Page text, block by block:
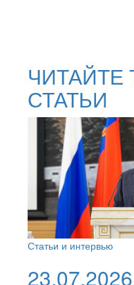
ЧИТАЙТЕ
СТАТЬИ
Статьи и интервью